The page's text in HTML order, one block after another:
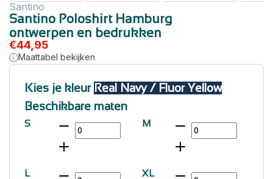
Santino
Santino Poloshirt Hamburg
ontwerpen en bedrukken
€44,95
Maattabel bekijken
Kies je kleur Real Navy / Fluor Yellow
Beschikbare maten
S M
L XL